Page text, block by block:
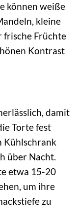
können weiße
kleine
frische Früchte
Kontrast
damit
Torte fest
Kühlschrank
über Nacht.
etwa 15-20
um ihre
zu